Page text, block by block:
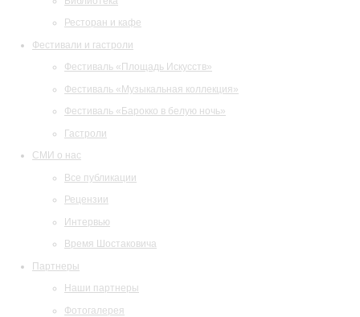
Ресторан и кафе
Фестивали и гастроли
Фестиваль «Площадь Искусств»
Фестиваль «Музыкальная коллекция»
Фестиваль «Барокко в белую ночь»
Гастроли
СМИ о нас
Все публикации
Рецензии
Интервью
Время Шостаковича
Партнеры
Наши партнеры
Фотогалерея